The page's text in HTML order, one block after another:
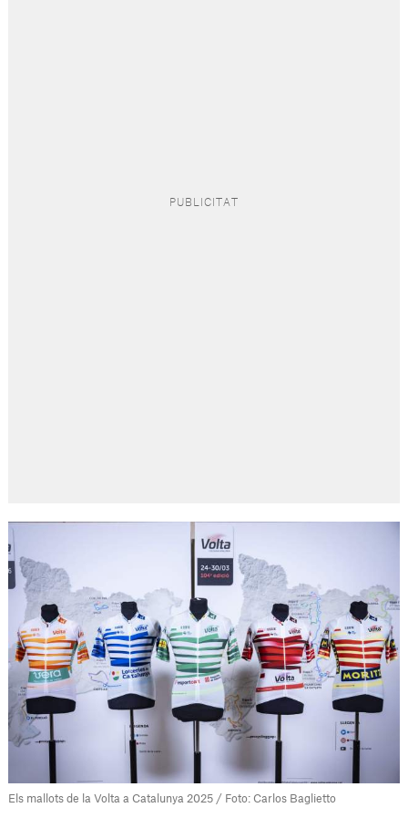
Els mallots de la Volta a Catalunya 2025 / Foto: Carlos Baglietto